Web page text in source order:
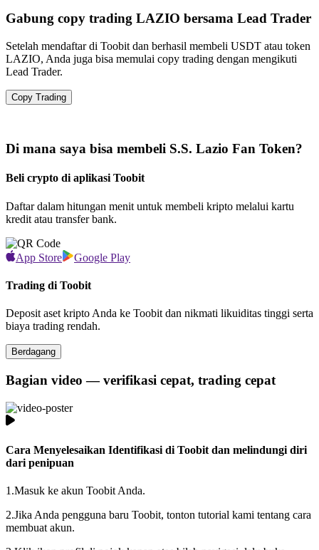
Gabung copy trading LAZIO bersama Lead Trader
Setelah mendaftar di Toobit dan berhasil membeli USDT atau token
LAZIO, Anda juga bisa memulai copy trading dengan mengikuti
Lead Trader.
Copy Trading
Di mana saya bisa membeli S.S. Lazio Fan Token?
Beli crypto di aplikasi Toobit
Daftar dalam hitungan menit untuk membeli kripto melalui kartu
kredit atau transfer bank.
App Store Google Play
Trading di Toobit
Deposit aset kripto Anda ke Toobit dan nikmati likuiditas tinggi serta
biaya trading rendah.
Berdagang
Bagian video — verifikasi cepat, trading cepat
Cara Menyelesaikan Identifikasi di Toobit dan melindungi diri
dari penipuan
1.Masuk ke akun Toobit Anda.
2.Jika Anda pengguna baru Toobit, tonton tutorial kami tentang cara
membuat akun.